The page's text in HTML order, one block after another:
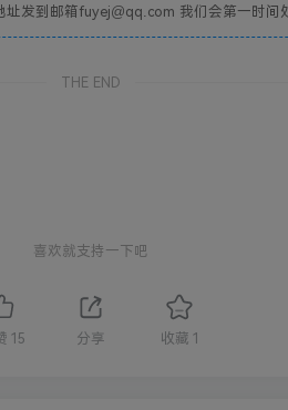
发到邮箱fuyej@qq.com 我们会第一时间
THE END
喜欢就支持一下吧
15 分享 收藏 1